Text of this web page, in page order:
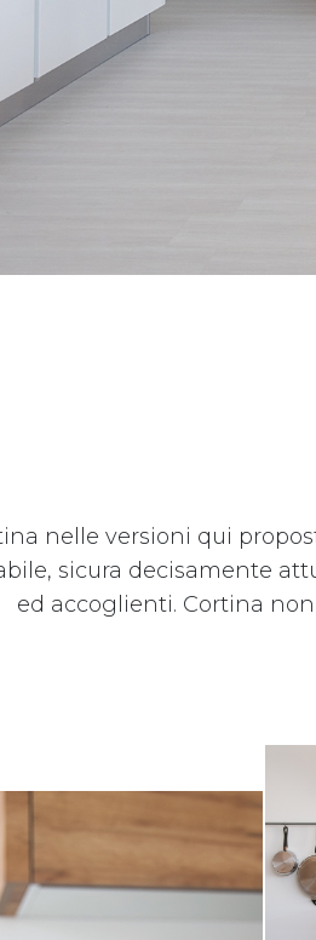
nelle versioni qui
sicura decisamente
ed accoglienti. Cortina